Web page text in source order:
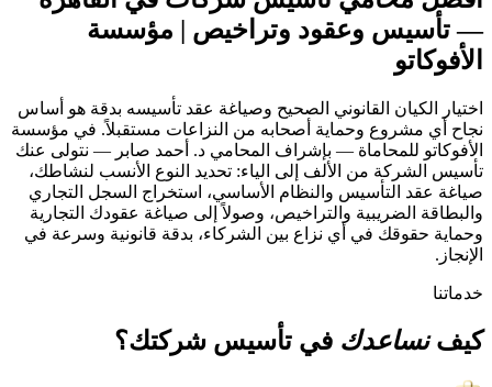
— تأسيس وعقود وتراخيص | مؤسسة
الأفوكاتو
اختيار الكيان القانوني الصحيح وصياغة عقد تأسيسه بدقة هو أساس
نجاح أي مشروع وحماية أصحابه من النزاعات مستقبلاً. في مؤسسة
الأفوكاتو للمحاماة — بإشراف المحامي د. أحمد صابر — نتولى عنك
تأسيس الشركة من الألف إلى الياء: تحديد النوع الأنسب لنشاطك،
صياغة عقد التأسيس والنظام الأساسي، استخراج السجل التجاري
والبطاقة الضريبية والتراخيص، وصولاً إلى صياغة عقودك التجارية
وحماية حقوقك في أي نزاع بين الشركاء، بدقة قانونية وسرعة في
الإنجاز.
خدماتنا
كيفنساعدك في تأسيس شركتك؟